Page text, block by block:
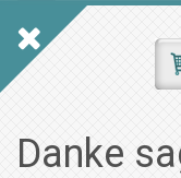
Danke